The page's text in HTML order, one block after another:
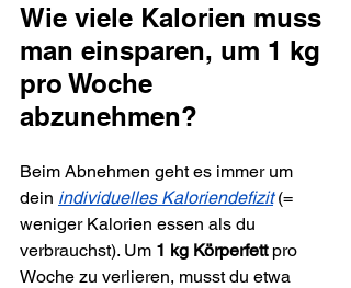
Wie viele Kalorien muss
man einsparen, um 1 kg
pro Woche
abzunehmen?
Beim Abnehmen geht es immer um
dein individuelles Kaloriendefizit (=
weniger Kalorien essen als du
verbrauchst). Um 1 kg Körperfett pro
Woche zu verlieren, musst du etwa